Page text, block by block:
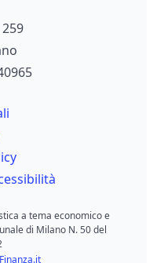
a tema economico e
di Milano N. 50 del